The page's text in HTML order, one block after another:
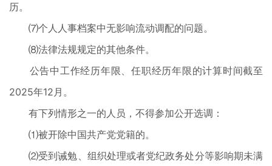
历。
⑺个人人事档案中无影响流动调配的问题。
⑻法律法规规定的其他条件。
公告中工作经历年限、任职经历年限的计算时间截至
2025年12月。
有下列情形之一的人员，不得参加公开选调：
⑴被开除中国共产党党籍的。
⑵受到诫勉、组织处理或者党纪政务处分等影响期未满